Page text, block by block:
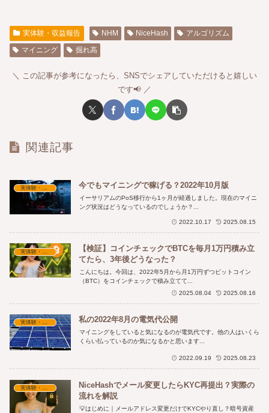
実体験・収益報告 NHM NiceHash
アルゴリズム
マイニング
掘れ高
この記事が参考になったら、SNSでシェアしていただけると嬉しい
です📢
関連記事
今でもマイニングで稼げる？2022年10月版
イーサリアムのPoS移行から1ヶ月が経過しました。現在のマイニ
ング状況はどうなっているのでしょうか？...
2022.10.17 2025.08.15
【検証】コインチェックでBTCを毎月1万円積み立
てたら、3年後どうなった？
こんにちは。今回は、2022年5月から月1万円ずつビットコイン
（BTC）をコインチェックで積み立てて...
2025.08.04
2025.08.16
実体験・収益報告 私の2022年8月の電気代公開
マイニングをしていると気になるのが電気代です。他の人はいくら
くらい払っているのか気になるかと思います...
2022.09.19 2025.08.23
NiceHashでメール変更したらKYC再提出？実際の
流れを解説
💡はじめに｜メールアドレス変更だけでKYCやり直し？暗号資産